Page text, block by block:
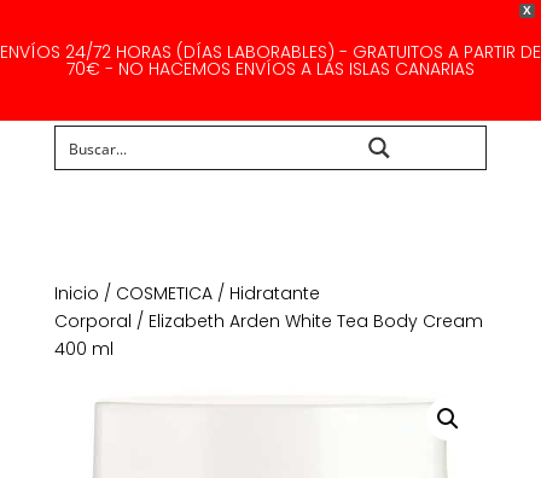
X
ENVÍOS 24/72 HORAS (DÍAS LABORABLES) - GRATUITOS A PARTIR DE
70€ - NO HACEMOS ENVÍOS A LAS ISLAS CANARIAS
Inicio / COSMETICA/ Hidratante
Corporal / Elizabeth Arden White Tea Body Cream
400 ml